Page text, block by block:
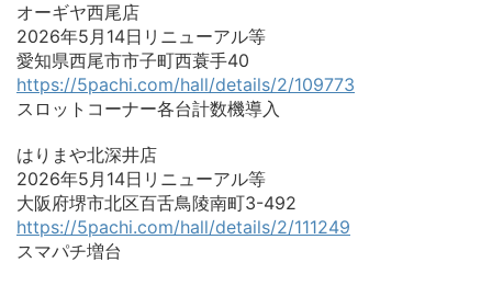
オーギヤ西尾店
2026年5月14日リニューアル等
愛知県西尾市市子町西蓑手40
https://5pachi.com/hall/details/2/109773
スロットコーナー各台計数機導入
はりまや北深井店
2026年5月14日リニューアル等
大阪府堺市北区百舌鳥陵南町3-492
https://5pachi.com/hall/details/2/111249
スマパチ増台